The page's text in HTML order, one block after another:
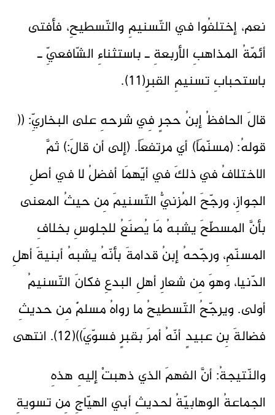
نعم، إختلفُوا في التّسنيمِ والتّسطيحِ، فأفتى
أئمّةُ المذاهبِ الأربعةِ ـ باستثناءِ الشّافعيِّ ـ
باستحبابِ تسنيمِ القبرِ(11).
قالَ الحافظُ إبنُ حجرٍ فِي شرحهِ على البخاريِّ: ((
قولهُ: (مسنّمَاً) أي مرتفعَاً. (إلى أن قالَ:) ثمَّ
الاختلافُ في ذلكَ في أيّهمَا أفضلُ لا في أصلِ
الجوازِ، ورجّحَ المُزنيُّ التّسنيمَ مِن حيثُ المعنى
بأنَّ المسطّحَ يشبهُ مَا يُصنَعُ للجلوسِ بخلافِ
المسنّمِ، ورجّحهُ إبنُ قدامةَ بأنّهُ يشبهُ أبنيةَ أهلِ
الدّنيا، وهوَ مِن شعارِ أهلِ البدعِ فكانَ التّسنيمُ
أولى. ويرجّحُ التّسطيحُ ما رواهُ مسلمٌ مِن حديثِ
فضالةَ بِن عبيدٍ أنّهُ أمرَ بقبرٍ فسوّيَ))(12). انتهى
والنّتيجةُ: أنَّ الفهمَ الذي ذهبتْ إليهِ هذهِ
الجماعةُ الوهابيّةُ لحديثِ أبي الهيّاجِ مِن تسويةِ